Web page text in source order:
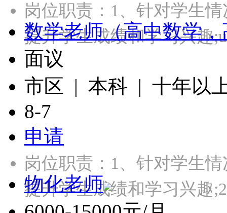
岗位职责：1、针对学生
提升学生成绩和学习兴
数学老师（高中数学
面议
市区 | 本科 | 十年以
8-7
申请
岗位职责：1、针对学生
提升学生成绩和学习兴
物化老师